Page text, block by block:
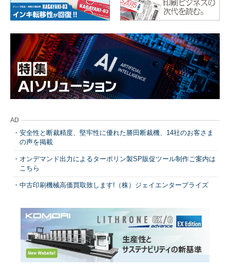
AD
安全性と断裁精度、堅牢性に優れた勝田断裁機、14社のお客さま
の声を掲載
オンデマンド出力によるターポリン製SP販促ツール制作ご案内は
こちら
中古印刷機械高価買取致します!（株）ジェイエンタープライズ